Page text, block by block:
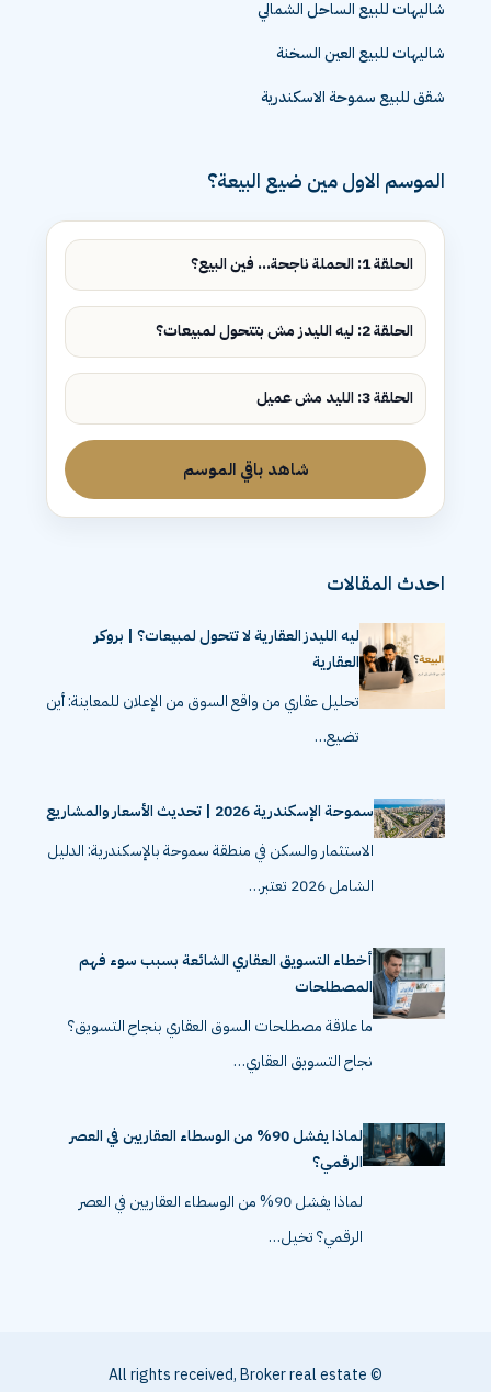
شاليهات للبيع الساحل الشمالي
شاليهات للبيع العين السخنة
شقق للبيع سموحة الاسكندرية
الموسم الاول مين ضيع البيعة؟
الحلقة 1: الحملة ناجحة... فين البيع؟
الحلقة 2: ليه الليدز مش بتتحول لمبيعات؟
الحلقة 3: الليد مش عميل
شاهد باقي الموسم
احدث المقالات
ليه الليدز العقارية لا تتحول لمبيعات؟ | بروكر
العقارية
تحليل عقاري من واقع السوق من الإعلان للمعاينة: أين
تضيع…
سموحة الإسكندرية 2026 | تحديث الأسعار والمشاريع
الاستثمار والسكن في منطقة سموحة بالإسكندرية: الدليل
الشامل 2026 تعتبر…
أخطاء التسويق العقاري الشائعة بسبب سوء فهم
المصطلحات
ما علاقة مصطلحات السوق العقاري بنجاح التسويق؟
نجاح التسويق العقاري…
لماذا يفشل 90% من الوسطاء العقاريين في العصر
الرقمي؟
لماذا يفشل 90% من الوسطاء العقاريين في العصر
الرقمي؟ تخيل…
© All rights received, Broker real estate